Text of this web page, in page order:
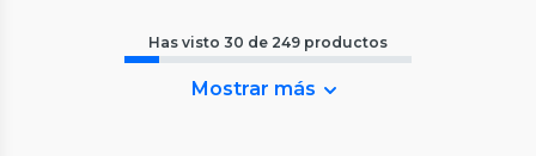
Has visto 30 de 249 productos
Mostrar más